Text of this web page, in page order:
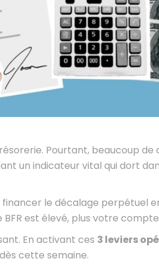
Pourtant, beaucoup
un indicateur vital qui dort
le décalage perpétuel
est élevé, plus votre compte
En activant ces 3 leviers
cette semaine.